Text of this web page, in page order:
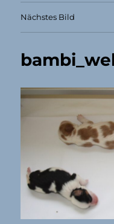
Nächstes Bild